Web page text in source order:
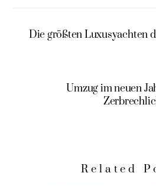
Die größten Luxusyachten
Umzug im neuen
Related